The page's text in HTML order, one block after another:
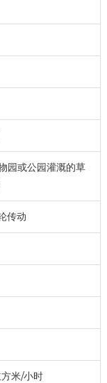
园或公园灌溉的草
传动
米/小时